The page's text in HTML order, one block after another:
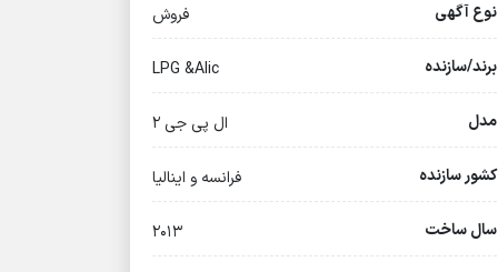
نوع آگهی فروش
برند/سازنده LPG &Alic
مدل ال پی جی 2
کشور سازنده فرانسه و اینالیا
سال ساخت ۲۰۱۳